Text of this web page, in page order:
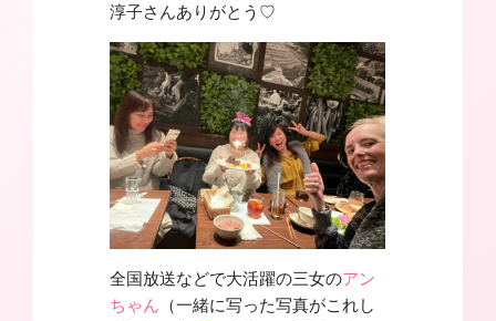
淳子さんありがとう♡
全国放送などで大活躍の三女のアン
ちゃん （一緒に写った写真がこれし